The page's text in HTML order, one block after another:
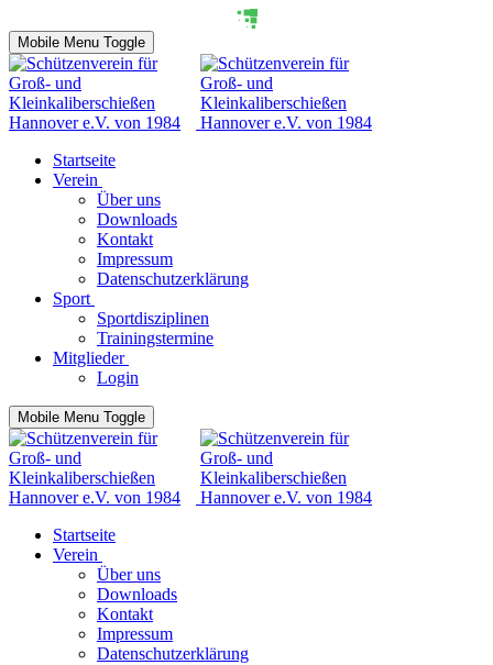
Mobile Menu Toggle
Startseite
Verein
Über uns
Downloads
Kontakt
Impressum
Datenschutzerklärung
Sport
Sportdisziplinen
Trainingstermine
Mitglieder
Login
Mobile Menu Toggle
Startseite
Verein
Über uns
Downloads
Kontakt
Impressum
Datenschutzerklärung